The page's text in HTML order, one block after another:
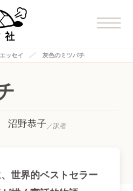
ッセイ 灰色のミツバチ
沼野恭子
世界的ベストセラー